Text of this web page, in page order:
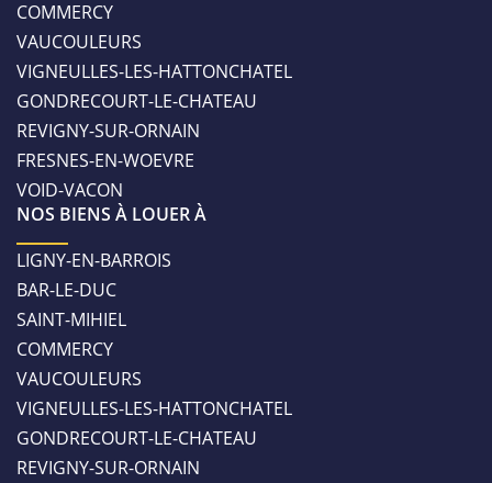
COMMERCY
VAUCOULEURS
VIGNEULLES-LES-HATTONCHATEL
GONDRECOURT-LE-CHATEAU
REVIGNY-SUR-ORNAIN
FRESNES-EN-WOEVRE
VOID-VACON
NOS BIENS À LOUER À
LIGNY-EN-BARROIS
BAR-LE-DUC
SAINT-MIHIEL
COMMERCY
VAUCOULEURS
VIGNEULLES-LES-HATTONCHATEL
GONDRECOURT-LE-CHATEAU
REVIGNY-SUR-ORNAIN